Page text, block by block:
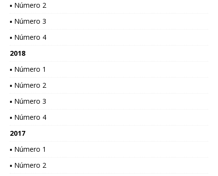
▪ Número 2
▪ Número 3
▪ Número 4
2018
▪ Número 1
▪ Número 2
▪ Número 3
▪ Número 4
2017
▪ Número 1
▪ Número 2